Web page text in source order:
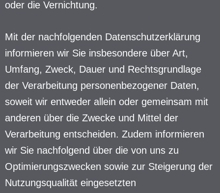
oder die Vernichtung.
Mit der nachfolgenden Datenschutzerklärung
informieren wir Sie insbesondere über Art,
Umfang, Zweck, Dauer und Rechtsgrundlage
der Verarbeitung personenbezogener Daten,
soweit wir entweder allein oder gemeinsam mit
anderen über die Zwecke und Mittel der
Verarbeitung entscheiden. Zudem informieren
wir Sie nachfolgend über die von uns zu
Optimierungszwecken sowie zur Steigerung der
Nutzungsqualität eingesetzten